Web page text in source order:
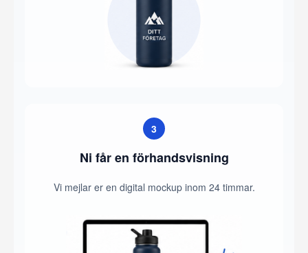
3
Ni får en förhandsvisning
Vi mejlar er en digital mockup inom 24 timmar.